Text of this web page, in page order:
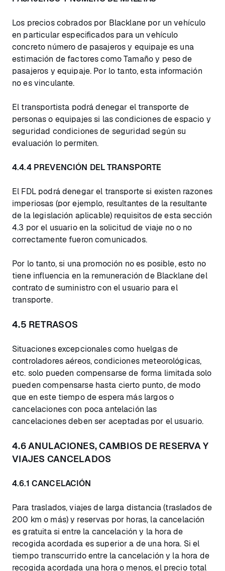
Los precios cobrados por Blacklane por un vehículo
en particular especificados para un vehículo
concreto número de pasajeros y equipaje es una
estimación de factores como Tamaño y peso de
pasajeros y equipaje. Por lo tanto, esta información
no es vinculante.
El transportista podrá denegar el transporte de
personas o equipajes si las condiciones de espacio y
seguridad condiciones de seguridad según su
evaluación lo permiten.
4.4.4 PREVENCIÓN DEL TRANSPORTE
El FDL podrá denegar el transporte si existen razones
imperiosas (por ejemplo, resultantes de la resultante
de la legislación aplicable) requisitos de esta sección
4.3 por el usuario en la solicitud de viaje no o no
correctamente fueron comunicados.
Por lo tanto, si una promoción no es posible, esto no
tiene influencia en la remuneración de Blacklane del
contrato de suministro con el usuario para el
transporte.
4.5 RETRASOS
Situaciones excepcionales como huelgas de
controladores aéreos, condiciones meteorológicas,
etc. solo pueden compensarse de forma limitada solo
pueden compensarse hasta cierto punto, de modo
que en este tiempo de espera más largos o
cancelaciones con poca antelación las
cancelaciones deben ser aceptadas por el usuario.
4.6 ANULACIONES, CAMBIOS DE RESERVA Y
VIAJES CANCELADOS
4.6.1 CANCELACIÓN
Para traslados, viajes de larga distancia (traslados de
200 km o más) y reservas por horas, la cancelación
es gratuita si entre la cancelación y la hora de
recogida acordada es superior a de una hora. Si el
tiempo transcurrido entre la cancelación y la hora de
recogida acordada una hora o menos, el precio total